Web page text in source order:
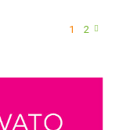
1 2